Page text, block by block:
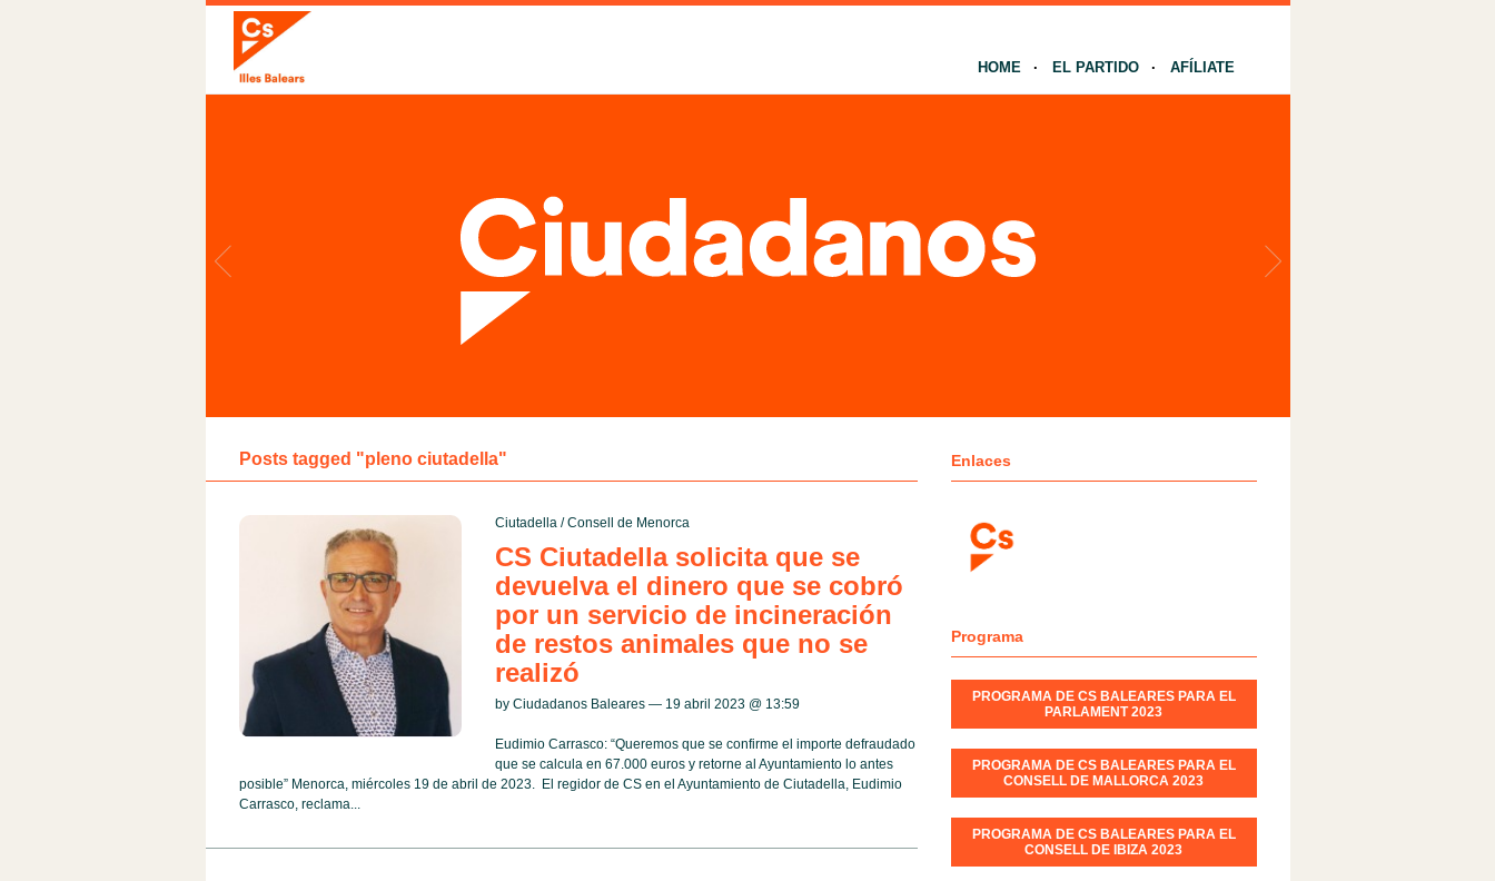
HOME EL PARTIDO AFÍLIATE
Posts tagged "pleno ciutadella"
Ciutadella/Consell de Menorca
CS Ciutadella solicita que se
devuelva el dinero que se cobró
por un servicio de incineración
de restos animales que no se
realizó
by Ciudadanos Baleares — 19 abril 2023 @ 13:59
Eudimio Carrasco: “Queremos que se confirme el importe defraudado
que se calcula en 67.000 euros y retorne al Ayuntamiento lo antes
posible” Menorca, miércoles 19 de abril de 2023. El regidor de CS en el Ayuntamiento de Ciutadella, Eudimio
Carrasco, reclama...
Enlaces
Programa
PROGRAMA DE CS BALEARES PARA EL
PARLAMENT 2023
PROGRAMA DE CS BALEARES PARA EL
CONSELL DE MALLORCA 2023
PROGRAMA DE CS BALEARES PARA EL
CONSELL DE IBIZA 2023